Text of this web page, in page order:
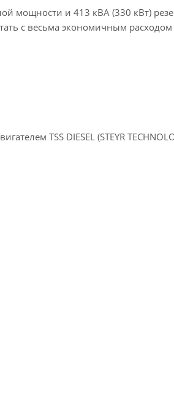
мощности и 413 кВА (330 кВт)
с весьма экономичным
TSS DIESEL (STEYR